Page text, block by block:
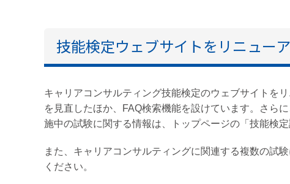
技能検定ウェブサイトをリニュー
キャリアコンサルティング技能検定のウェブサイトを
を見直したほか、FAQ検索機能を設けています。さら
施中の試験に関する情報は、トップページの「技能検
また、キャリアコンサルティングに関連する複数の試
ください。